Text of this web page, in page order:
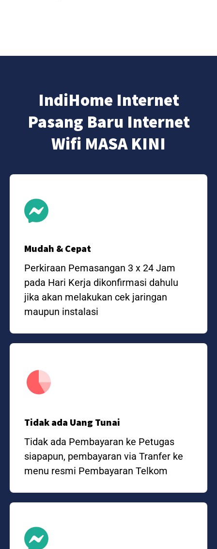
IndiHome Internet
Pasang Baru Internet
Wifi MASA KINI
Mudah & Cepat
Perkiraan Pemasangan 3 x 24 Jam
pada Hari Kerja dikonfirmasi dahulu
jika akan melakukan cek jaringan
maupun instalasi
Tidak ada Uang Tunai
Tidak ada Pembayaran ke Petugas
siapapun, pembayaran via Tranfer ke
menu resmi Pembayaran Telkom